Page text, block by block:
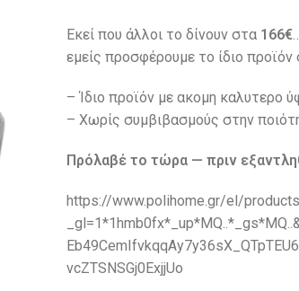
Εκεί που άλλοι το δίνουν στα 166€…
εμείς προσφέρουμε το ίδιο
– Ίδιο προϊόν με ακομη καλυτερο
– Χωρίς συμβιβασμούς στην
Πρόλαβέ το τώρα — πριν
https://www.polihome.gr/el/
vcZTSNSGj0ExjjUo